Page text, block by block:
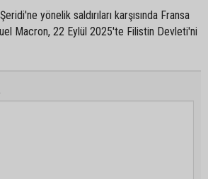
yönelik saldırıları karşısında Fransa
Macron, 22 Eylül 2025'te Filistin Devleti'ni